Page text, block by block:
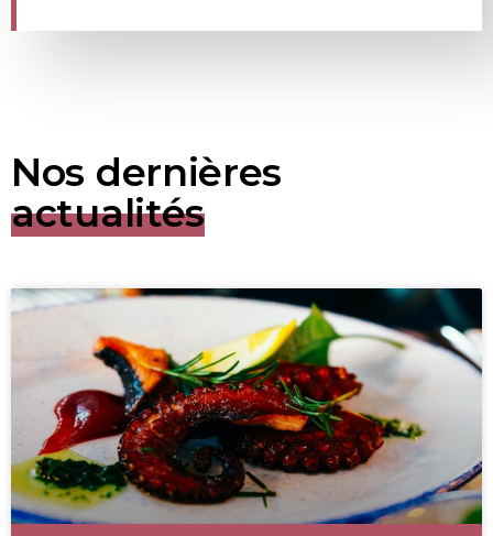
Nos dernières
actualités